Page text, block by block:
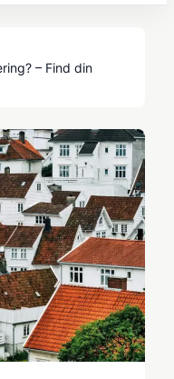
– Find din